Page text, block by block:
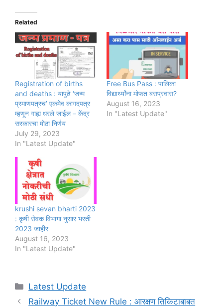
Related
Registration of births
and deaths : यापुढे ‘जन्म
प्रमाणपत्रच’ एकमेव कागदपत्र
म्हणून गाह्य धरले जाईल – केंद्र
सरकारचा मोठा निर्णय
July 29, 2023
In "Latest Update"
Free Bus Pass : पालिका
विद्यार्थ्यांना मोफत बसप्रवास?
August 16, 2023
In "Latest Update"
krushi sevan bharti 2023
: कृषी सेवक विभागा नुसार भरती
2023 जाहीर
August 16, 2023
In "Latest Update"
Categories
Latest Update
Railway Ticket New Rule : आरक्षण तिकिटाबाबत